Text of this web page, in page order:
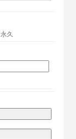
永久